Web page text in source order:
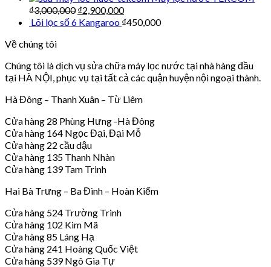
₫3,000,000 ₫2,900,000
Lõi lọc số 6 Kangaroo ₫450,000
Về chúng tôi
Chúng tôi là dịch vụ sửa chữa máy lọc nước tại nhà hàng đầu
tại HÀ NỘI, phục vụ tại tất cả các quận huyện nội ngoại thành.
Hà Đông – Thanh Xuân – Từ Liêm
Cửa hàng 28 Phùng Hưng -Hà Đông
Cửa hàng 164 Ngọc Đại, Đại Mỗ
Cửa hàng 22 cầu dậu
Cửa hàng 135 Thanh Nhàn
Cửa hàng 139 Tam Trinh
Hai Bà Trưng – Ba Đình – Hoàn Kiếm
Cửa hàng 524 Trường Trinh
Cửa hàng 102 Kim Mã
Cửa hàng 85 Láng Hạ
Cửa hàng 241 Hoàng Quốc Việt
Cửa hàng 539 Ngô Gia Tự